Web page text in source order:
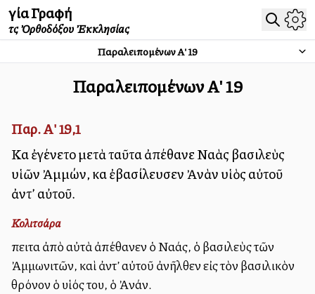
Ἁγία Γραφή
τῆς Ὀρθοδόξου Ἐκκλησίας
Παραλειπομένων Α'19
Παραλειπομένων Α'19
Παρ. Α' 19,1
Καὶ ἐγένετο μετὰ ταῦτα ἀπέθανε Ναὰς βασιλεὺς
υἱῶν Ἀμμών, καὶ ἐβασίλευσεν Ἀνὰν υἱὸς αὐτοῦ
ἀντ’ αὐτοῦ.
Κολιτσάρα
Ἔπειτα ἀπὸ αὐτὰ ἀπέθανεν ὁ Ναάς, ὁ βασιλεὺς τῶν
Ἀμμωνιτῶν, καὶ ἀντ’ αὐτοῦ ἀνῆλθεν εἰς τὸν βασιλικὸν
θρόνον ὁ υἱός του, ὁ Ἀνάν.